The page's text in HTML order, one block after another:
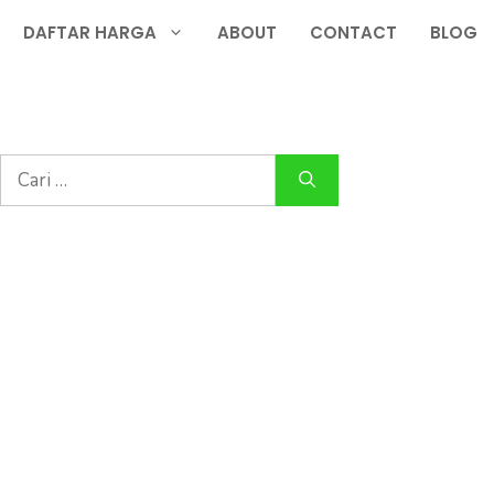
DAFTAR HARGA ABOUT CONTACT BLOG
Cari
untuk: